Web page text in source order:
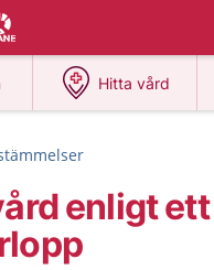
1177
valt region
Hitta vård
på 1177.se
enligt ett